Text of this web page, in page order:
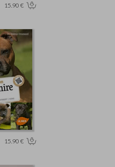
15.90 €
15.90 €